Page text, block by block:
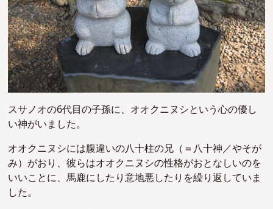
スサノオの6代目の子孫に、オオクニヌシという心の優し
い神がいました。
オオクニヌシには腹違いの八十柱の兄（＝八十神／やそが
み）がおり、彼らはオオクニヌシの性格がおとなしいのを
いいことに、馬鹿にしたり意地悪したりを繰り返していま
した。